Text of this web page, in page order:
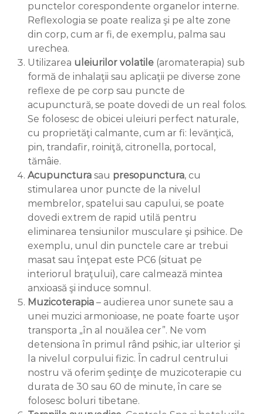
punctelor corespondente organelor interne.
Reflexologia se poate realiza şi pe alte zone
din corp, cum ar fi, de exemplu, palma sau
urechea.
Utilizarea uleiurilor volatile(aromaterapia) sub
formă de inhalaţii sau aplicaţii pe diverse zone
reflexe de pe corp sau puncte de
acupunctură, se poate dovedi de un real folos.
Se folosesc de obicei uleiuri perfect naturale,
cu proprietăţi calmante, cum ar fi: levănţică,
pin, trandafir, roiniţă, citronella, portocal,
tămâie.
Acupuncturasau presopunctura, cu
stimularea unor puncte de la nivelul
membrelor, spatelui sau capului, se poate
dovedi extrem de rapid utilă pentru
eliminarea tensiunilor musculare şi psihice. De
exemplu, unul din punctele care ar trebui
masat sau înţepat este PC6 (situat pe
interiorul braţului), care calmează mintea
anxioasă şi induce somnul.
Muzicoterapia– audierea unor sunete sau a
unei muzici armonioase, ne poate foarte uşor
transporta „în al nouălea cer”. Ne vom
detensiona în primul rând psihic, iar ulterior şi
la nivelul corpului fizic. În cadrul centrului
nostru vă oferim şedinţe de muzicoterapie cu
durata de 30 sau 60 de minute, în care se
folosesc boluri tibetane.